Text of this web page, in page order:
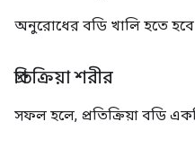
অনুরোধের বডি খালি হতে
প্রতিক্রিয়া শরীর
সফল হলে, প্রতিক্রিয়া বডি